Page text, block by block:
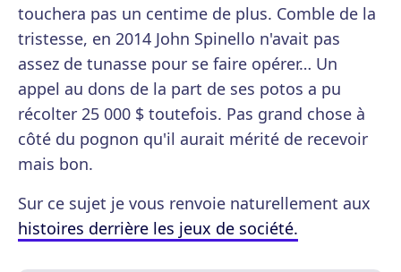
touchera pas un centime de plus. Comble de la
tristesse, en 2014 John Spinello n'avait pas
assez de tunasse pour se faire opérer… Un
appel au dons de la part de ses potos a pu
récolter 25 000 $ toutefois. Pas grand chose à
côté du pognon qu'il aurait mérité de recevoir
mais bon.
Sur ce sujet je vous renvoie naturellement aux
histoires derrière les jeux de société.